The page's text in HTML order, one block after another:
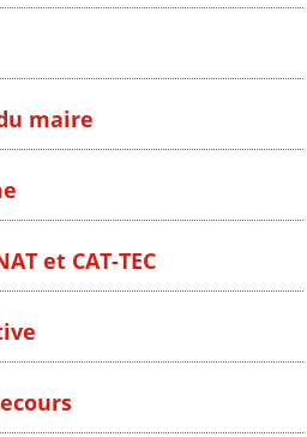
maire
et CAT-TEC